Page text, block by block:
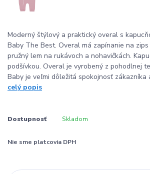
Moderný štýlový a praktický overal s
Baby The Best. Overal má zapínanie na
pružný lem na rukávoch a nohavičkách.
podšívkou. Overal je vyrobený z pohodlnej
Baby je veľmi dôležitá spokojnosť zákazníka
celý popis
Dostupnosť Skladom
Nie sme platcovia DPH